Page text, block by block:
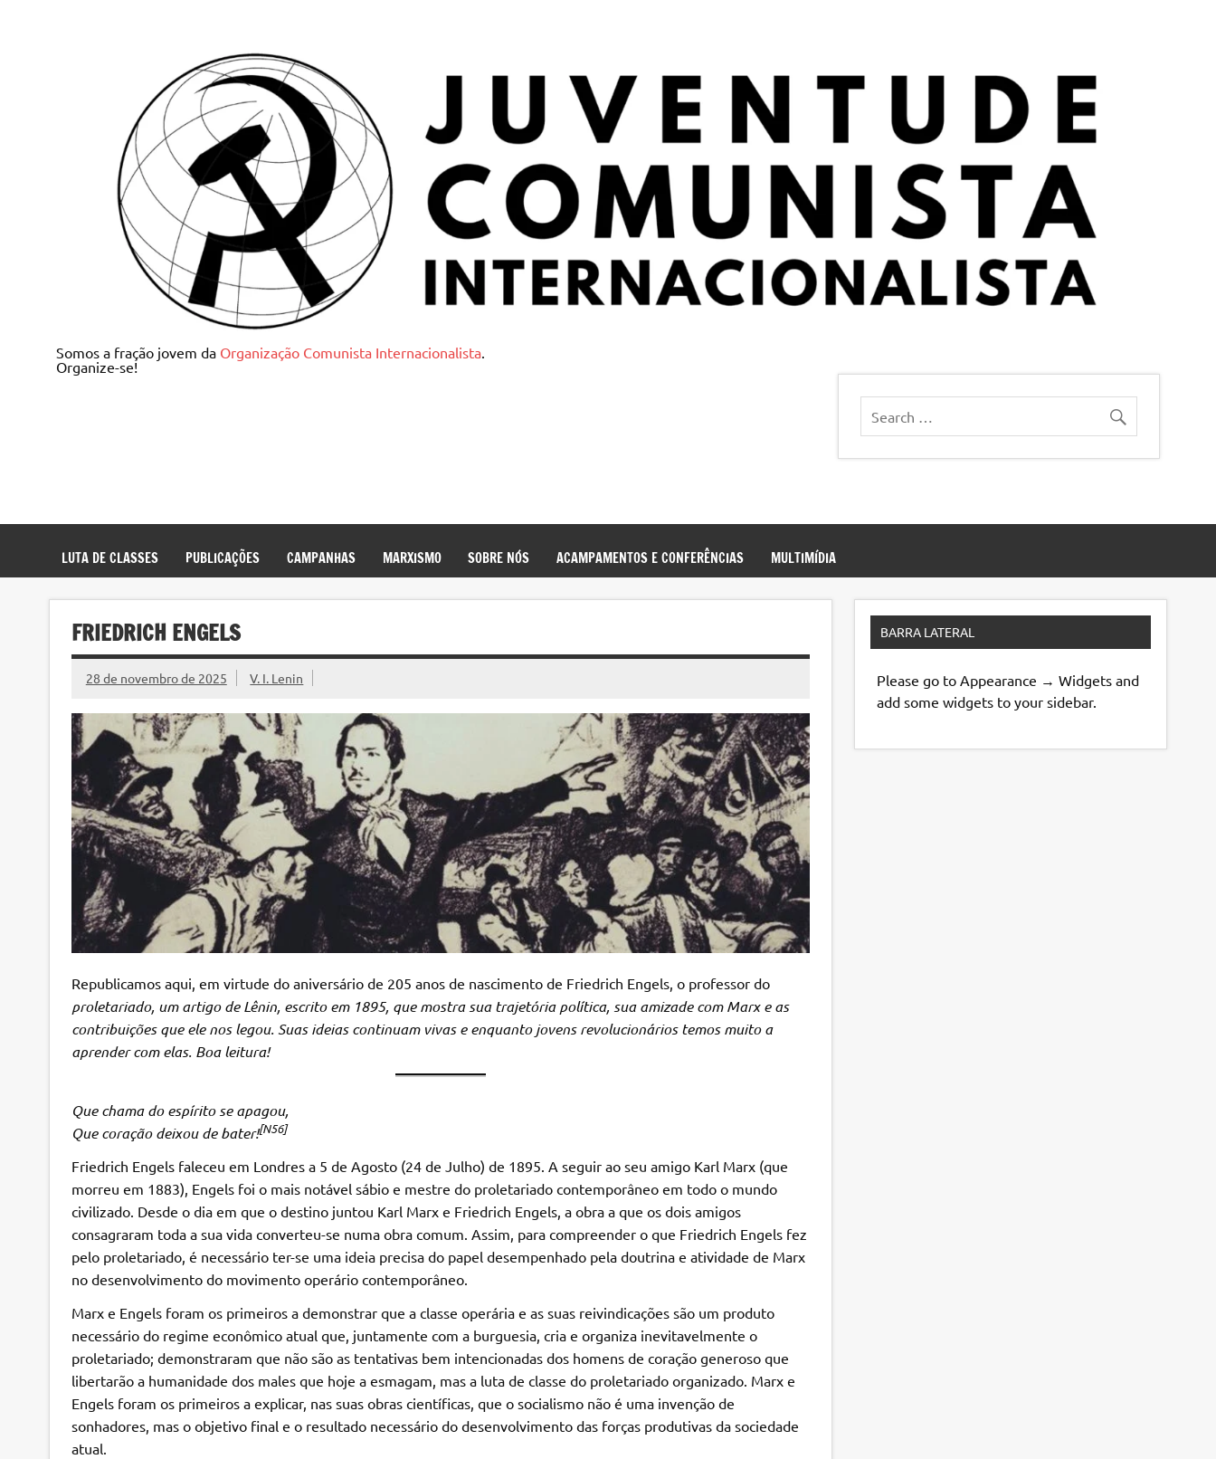
Juventude Comunista Internacionalista
Somos a fração jovem da Organização Comunista Internacionalista.
Organize-se!
LUTA DE CLASSES PUBLICAÇÕES CAMPANHAS MARXISMO SOBRE NÓS ACAMPAMENTOS E CONFERÊNCIAS MULTIMÍDIA
FRIEDRICH ENGELS
28 de novembro de 2025 V. I. Lenin
Republicamos aqui, em virtude do aniversário de 205 anos de nascimento de Friedrich Engels, o professor do
proletariado, um artigo de Lênin, escrito em 1895, que mostra sua trajetória política, sua amizade com Marx e as
contribuições que ele nos legou. Suas ideias continuam vivas e enquanto jovens revolucionários temos muito a
aprender com elas. Boa leitura!
Que chama do espírito se apagou,
Que coração deixou de bater![N56]
Friedrich Engels faleceu em Londres a 5 de Agosto (24 de Julho) de 1895. A seguir ao seu amigo Karl Marx (que
morreu em 1883), Engels foi o mais notável sábio e mestre do proletariado contemporâneo em todo o mundo
civilizado. Desde o dia em que o destino juntou Karl Marx e Friedrich Engels, a obra a que os dois amigos
consagraram toda a sua vida converteu-se numa obra comum. Assim, para compreender o que Friedrich Engels fez
pelo proletariado, é necessário ter-se uma ideia precisa do papel desempenhado pela doutrina e atividade de Marx
no desenvolvimento do movimento operário contemporâneo.
Marx e Engels foram os primeiros a demonstrar que a classe operária e as suas reivindicações são um produto
necessário do regime econômico atual que, juntamente com a burguesia, cria e organiza inevitavelmente o
proletariado; demonstraram que não são as tentativas bem intencionadas dos homens de coração generoso que
libertarão a humanidade dos males que hoje a esmagam, mas a luta de classe do proletariado organizado. Marx e
Engels foram os primeiros a explicar, nas suas obras científicas, que o socialismo não é uma invenção de
sonhadores, mas o objetivo final e o resultado necessário do desenvolvimento das forças produtivas da sociedade
atual.
BARRA LATERAL
Please go to Appearance → Widgets and
add some widgets to your sidebar.